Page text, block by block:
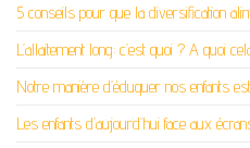
5 conseils pour que la diversification
L’allaitement long: c’est quoi ? A quoi
Notre manière d’éduquer nos enfants
Les enfants d’aujourd’hui face aux